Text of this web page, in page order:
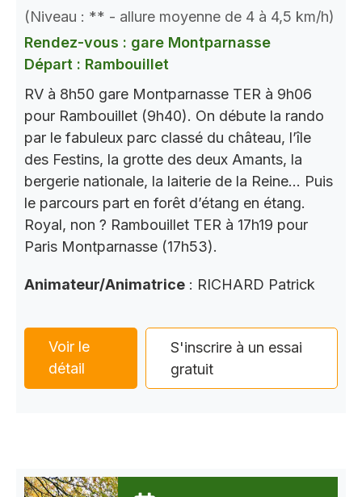
(Niveau : ** - allure moyenne de 4 à 4,5 km/h)
Rendez-vous : gare Montparnasse
Départ : Rambouillet
RV à 8h50 gare Montparnasse TER à 9h06
pour Rambouillet (9h40). On débute la rando
par le fabuleux parc classé du château, l’île
des Festins, la grotte des deux Amants, la
bergerie nationale, la laiterie de la Reine… Puis
le parcours part en forêt d’étang en étang.
Royal, non ? Rambouillet TER à 17h19 pour
Paris Montparnasse (17h53).
Animateur/Animatrice : RICHARD Patrick
Voir le
détail
S'inscrire à un essai
gratuit